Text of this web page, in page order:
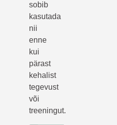
sobib
kasutada
nii
enne
kui
pärast
kehalist
tegevust
või
treeningut.